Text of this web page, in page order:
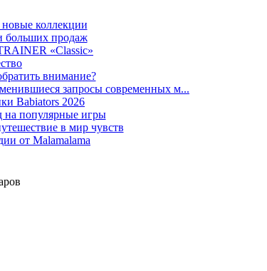
новые коллекции
больших продаж
«Classic»
внимание?
запросы современных м...
Babiators 2026
на популярные игры
в мир чувств
от Malamalama